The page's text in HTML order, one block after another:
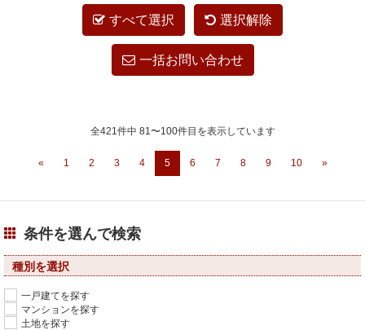
すべて選択 選択解除
一括お問い合わせ
全421件中 81〜100件目を表示しています
« 1 2 3 4 5 6 7 8 9 10 »
条件を選んで検索
種別を選択
一戸建てを探す
マンションを探す
土地を探す